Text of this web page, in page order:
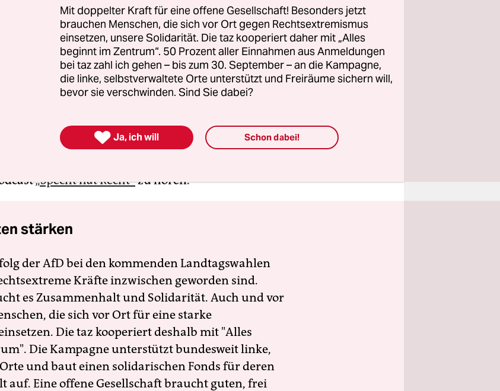
Krüger (Ressort Wirtschaft und Umwelt) undPaul
über das Für und Wider der E-Scooter.
Haftungsfragen, Notwehr und Barrieren für
Jahrgang 1969, ist politisch engagiert und setzt sich
in den Medien ein. Seit 2017 ist er der erste Mensch
im Vorstand der Lebenshilfe. Er hat ein Büro in
„Specht hat Recht“zu hören.
stärken
der AfD bei den kommenden Landtagswahlen
Kräfte inzwischen geworden sind.
es Zusammenhalt und Solidarität. Auch und vor
die sich vor Ort für eine starke
Die taz kooperiert deshalb mit "Alles
Die Kampagne unterstützt bundesweit linke,
und baut einen solidarischen Fonds für deren
auf. Eine offene Gesellschaft braucht guten, frei
Mit doppelter Kraft für eine offene Gesellschaft! Besonders jetzt
brauchen Menschen, die sich vor Ort gegen Rechtsextremismus
einsetzen, unsere Solidarität. Die taz kooperiert daher mit „Alles
beginnt im Zentrum“. 50 Prozent aller Einnahmen aus Anmeldungen
bei taz zahl ich gehen – bis zum 30. September – an die Kampagne,
die linke, selbstverwaltete Orte unterstützt und Freiräume sichern will,
bevor sie verschwinden. Sind Sie dabei?
 Ja, ich will Schon dabei!